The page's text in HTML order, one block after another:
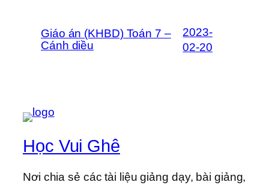
Giáo án (KHBD) Toán 7 –
Cánh diều
2023-
02-20
Học Vui Ghê
Nơi chia sẻ các tài liệu giảng dạy, bài giảng,